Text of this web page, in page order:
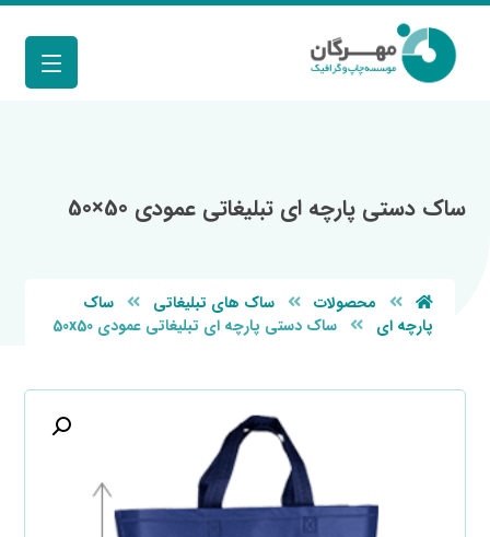
ساک دستی پارچه ای تبلیغاتی عمودی 50×50
محصولات ساک های تبلیغاتی
ساک
پارچه ای
ساک دستی پارچه ای تبلیغاتی عمودی 50x50